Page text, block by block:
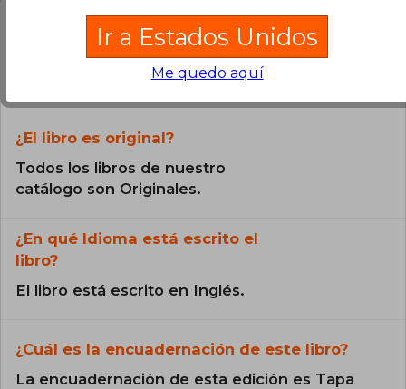
Preguntas frecuentes sobre el libro
¿El libro es original?
Todos los libros de nuestro
catálogo son Originales.
¿En qué Idioma está escrito el
libro?
El libro está escrito en Inglés.
¿Cuál es la encuadernación de este libro?
La encuadernación de esta edición es Tapa
Ir a Estados Unidos
Me quedo aquí